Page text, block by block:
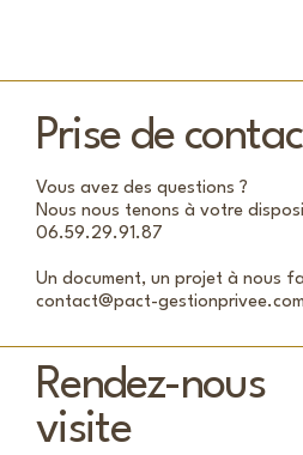
Prise de
Vous avez des questions ?
Nous nous tenons à votre
06.59.29.91.87
Un document, un projet à nous
contact@pact-gestionprivee.com
Rendez-nous
visite